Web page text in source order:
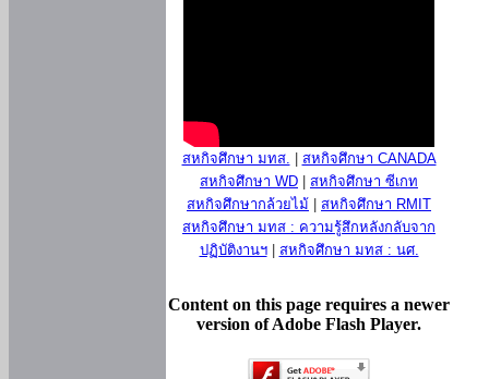
สหกิจศึกษา มทส.
สหกิจศึกษา CANADA
สหกิจศึกษา WD
สหกิจศึกษา ซีเกท
สหกิจศึกษากล้วยไม้
สหกิจศึกษา RMIT
สหกิจศึกษา มทส : ความรู้สึกหลังกลับจาก
ปฏิบัติงานฯ| สหกิจศึกษา มทส : นศ.
Content on this page requires a newer
version of Adobe Flash Player.